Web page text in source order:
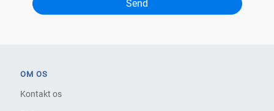
OM OS
Kontakt os